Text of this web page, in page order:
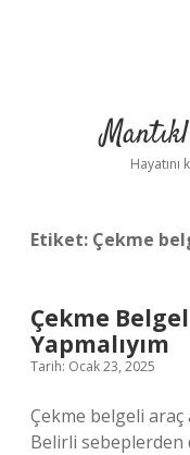
Etiket: Çekme
Çekme
Yapmalıyım
Tarih: Ocak 23, 2025
Çekme belgeli araç
Belirli sebeplerden